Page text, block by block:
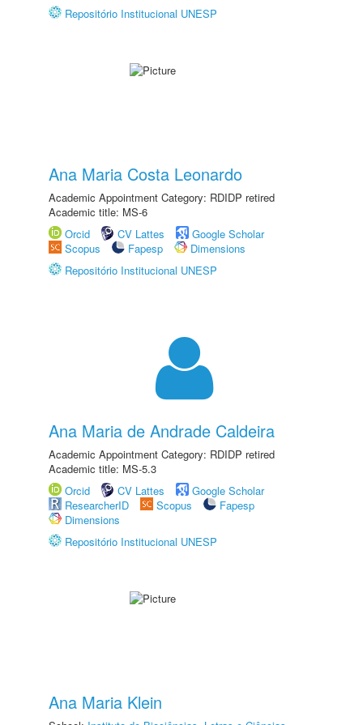
Repositório Institucional UNESP
Ana Maria Costa Leonardo
Academic Appointment Category: RDIDP retired
Academic title: MS-6
Orcid
CV Lattes
Google Scholar
Scopus
Fapesp
Dimensions
Repositório Institucional UNESP
Ana Maria de Andrade Caldeira
Academic Appointment Category: RDIDP retired
Academic title: MS-5.3
Orcid
CV Lattes
Google Scholar
ResearcherID
Scopus
Fapesp
Dimensions
Repositório Institucional UNESP
Ana Maria Klein